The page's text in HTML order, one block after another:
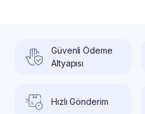
Güvenli Ödeme
Altyapısı
Hızlı Gönderim